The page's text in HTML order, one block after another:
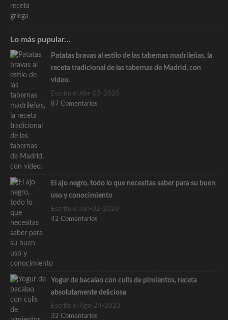
Lo más pupular…
Patatas bravas al estilo de las tabernas madrileñas, la
receta tradicional de las tabernas de Madrid, con
vídeo.
Escrito el Abr-03-2020
87 Comentarios
El ajo negro, todo lo que necesitas saber para su buen
uso y conocimiento
Escrito el Jun-02-2020
42 Comentarios
Yogur de bacalao con culis de pimientos, receta
absolutamente deliciosa
Escrito el Ago-24-2023
32 Comentarios